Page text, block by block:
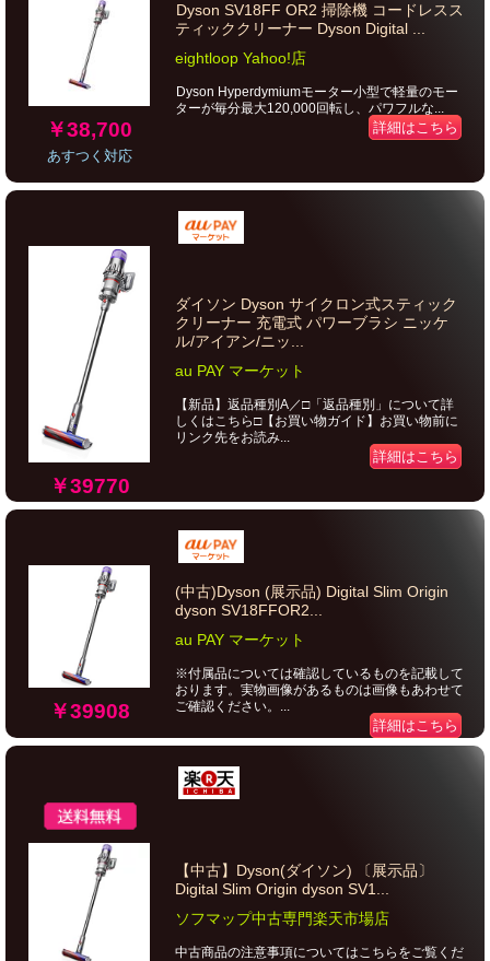
￥38,700
あすつく対応
Dyson SV18FF OR2 掃除機 コードレスス
ティッククリーナー Dyson Digital ...
eightloop Yahoo!店
Dyson Hyperdymiumモーター小型で軽量のモー
ターが毎分最大120,000回転し、パワフルな...
詳細はこちら
￥39770
ダイソン Dyson サイクロン式スティック
クリーナー 充電式 パワーブラシ ニッケ
ル/アイアン/ニッ...
au PAY マーケット
【新品】返品種別A／□「返品種別」について詳
しくはこちら□【お買い物ガイド】お買い物前に
リンク先をお読み...
詳細はこちら
￥39908
(中古)Dyson (展示品) Digital Slim Origin
dyson SV18FFOR2...
au PAY マーケット
※付属品については確認しているものを記載して
おります。実物画像があるものは画像もあわせて
ご確認ください。...
詳細はこちら
【中古】Dyson(ダイソン) 〔展示品〕
Digital Slim Origin dyson SV1...
ソフマップ中古専門楽天市場店
中古商品の注意事項についてはこちらをご覧くだ